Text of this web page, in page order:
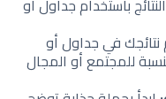
في جداول أو
للمجتمع أو المجال